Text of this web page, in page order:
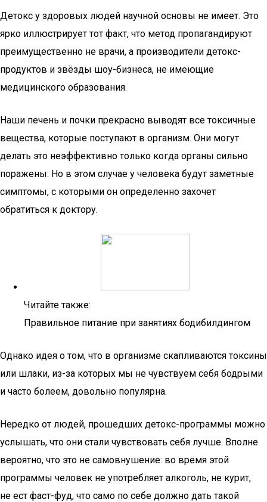
Детокс у здоровых людей научной основы не имеет. Это
ярко иллюстрирует тот факт, что метод пропагандируют
преимущественно не врачи, а производители детокс-
продуктов и звёзды шоу-бизнеса, не имеющие
медицинского образования.
Наши печень и почки прекрасно выводят все токсичные
вещества, которые поступают в организм. Они могут
делать это неэффективно только когда органы сильно
поражены. Но в этом случае у человека будут заметные
симптомы, с которыми он определенно захочет
обратиться к доктору.
Читайте также:
Правильное питание при занятиях бодибилдингом
Однако идея о том, что в организме скапливаются токсины
или шлаки, из-за которых мы не чувствуем себя бодрыми
и часто болеем, довольно популярна.
Нередко от людей, прошедших детокс-программы можно
услышать, что они стали чувствовать себя лучше. Вполне
вероятно, что это не самовнушение: во время этой
программы человек не употребляет алкоголь, не курит,
не ест фаст-фуд, что само по себе должно дать такой